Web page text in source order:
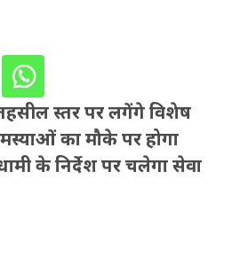
स्तर पर लगेंगे विशेष
का मौके पर होगा
के निर्देश पर चलेगा सेवा